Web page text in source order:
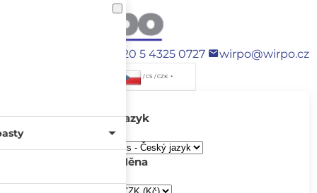
+420 5 4325 0727 wirpo@wirpo.cz
/ CS / CZK
Jazyk
Měna